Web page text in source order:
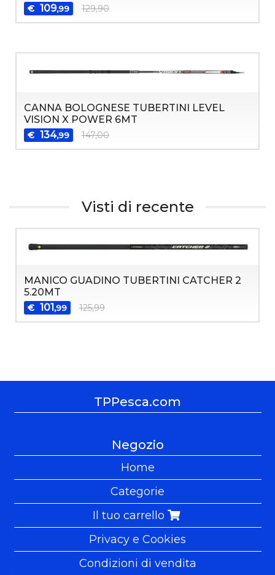
€ 109,99 129,90
CANNA BOLOGNESE TUBERTINI LEVEL
VISION X POWER 6MT
€ 134,99 147,00
Visti di recente
MANICO GUADINO TUBERTINI CATCHER 2
5.20MT
€ 101,99 125,99
TPPesca.com
Negozio
Home
Categorie
Il tuo carrello
Privacy e Cookies
Condizioni di vendita